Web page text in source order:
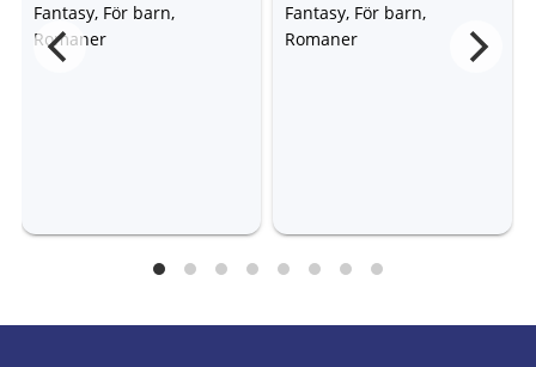
Fantasy, För barn,
Romaner
Fantasy, För barn,
Romaner